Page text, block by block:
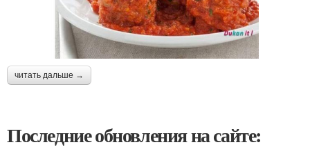
читать дальше →
Последние обновления на сайте: